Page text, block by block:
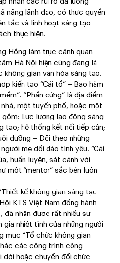
nhận các rủi ro đã lường
năng lãnh đạo, có thực quyền
tắc và linh hoạt sáng tạo
thực hiện.
Hồng làm trục cảnh quan
Hà Nội hiện cũng đang là
không gian văn hóa sáng tạo.
kiến tạo “Cái tổ” – Bao hàm
“Phần cứng” là địa điểm
một tuyến phố, hoặc một
gồm: Lực lượng lao động sáng
tạo; hệ thống kết nối tiếp cận;
dưỡng – Dõi theo những
mẹ dồi dào tình yêu. “Cái
huấn luyện, sát cánh với
một “mentor” sắc bén luôn
kế không gian sáng tạo
KTS Việt Nam đồng hành
đã nhận được rất nhiều sự
gia nhiệt tình của những người
mục “Tổ chức không gian
các công trình công
dời hoặc chuyển đổi chức